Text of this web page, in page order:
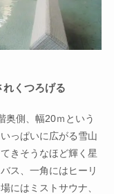
くつろげる
奥側、幅20ｍという
っぱいに広がる雪山
きそうなほど輝く星
ス、一角にはヒーリ
にはミストサウナ、